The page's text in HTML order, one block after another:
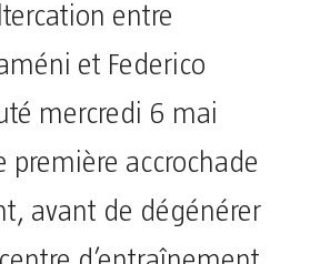
entre
et Federico
mercredi 6 mai
première accrochade
avant de dégénérer